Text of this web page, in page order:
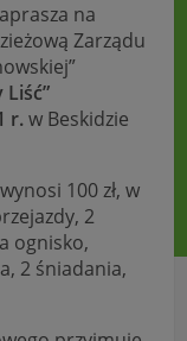
na
Zarządu
Liść”
r.w Beskidzie
100 zł, w
2
ognisko,
2 śniadania,